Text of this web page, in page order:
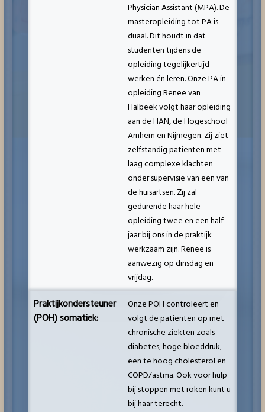
Physician Assistant (MPA). De
masteropleiding tot PA is
duaal. Dit houdt in dat
studenten tijdens de
opleiding tegelijkertijd
werken én leren. Onze PA in
opleiding Renee van
Halbeek volgt haar opleiding
aan de HAN, de Hogeschool
Arnhem en Nijmegen. Zij ziet
zelfstandig patiënten met
laag complexe klachten
onder supervisie van een van
de huisartsen. Zij zal
gedurende haar hele
opleiding twee en een half
jaar bij ons in de praktijk
werkzaam zijn. Renee is
aanwezig op dinsdag en
vrijdag.
Praktijkondersteuner
(POH) somatiek:
Onze POH controleert en
volgt de patiënten op met
chronische ziekten zoals
diabetes, hoge bloeddruk,
een te hoog cholesterol en
COPD/astma. Ook voor hulp
bij stoppen met roken kunt u
bij haar terecht.